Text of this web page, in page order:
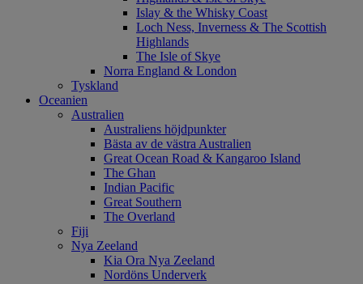
Islay & the Whisky Coast
Loch Ness, Inverness & The Scottish
Highlands
The Isle of Skye
Norra England & London
Tyskland
Oceanien
Australien
Australiens höjdpunkter
Bästa av de västra Australien
Great Ocean Road & Kangaroo Island
The Ghan
Indian Pacific
Great Southern
The Overland
Fiji
Nya Zeeland
Kia Ora Nya Zeeland
Nordöns Underverk